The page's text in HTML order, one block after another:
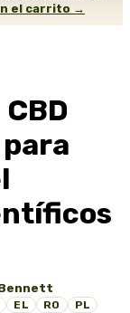
el carrito →
EL RO
PL